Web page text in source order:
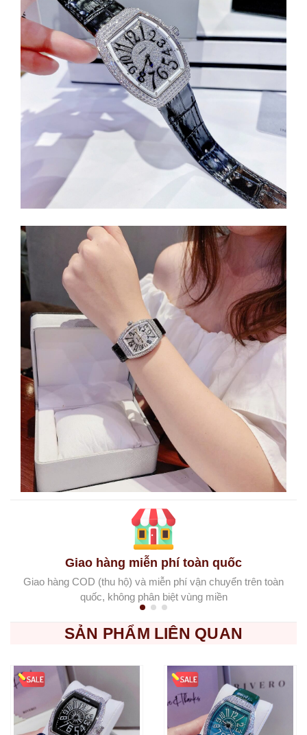
Giao hàng miễn phí toàn quốc
Giao hàng COD (thu hộ) và miễn phí vận chuyển trên toàn
quốc, không phân biệt vùng miền
SẢN PHẨM LIÊN QUAN